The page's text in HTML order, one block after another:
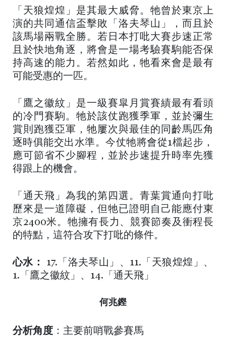
「天狼煌煌」是其最大威脅。牠曾於東京上
演的共同通信盃擊敗「洛夫琴山」，而且於
該馬場兩戰全勝。若日本打吡大賽步速正常
且於快地角逐，將會是一場考驗賽駒能否保
持高速的能力。若然如此，牠看來會是最有
可能受惠的一匹。
「鷹之徽紋」是一級賽皐月賞賽績最有看頭
的冷門賽駒。牠於該仗跑獲季軍，並於彌生
賞則跑獲亞軍，牠屢次與最佳的同齡馬匹角
逐時俱能交出水準。今仗牠將會從1檔起步，
應可節省不少腳程，並於步速提升時率先獲
得跟上的機會。
「通天飛」為我的第四選。青葉賞通向打吡
歷來是一道障礙，但牠已證明自己能應付東
京2400米。牠擁有長力、競賽節奏及衝程長
的特點，這符合攻下打吡的條件。
心水：
17.「洛夫琴山」、11.「天狼煌煌」、
1.「鷹之徽紋」、14.「通天飛」
何兆鏗
分析角度 ：主要前哨戰參賽馬